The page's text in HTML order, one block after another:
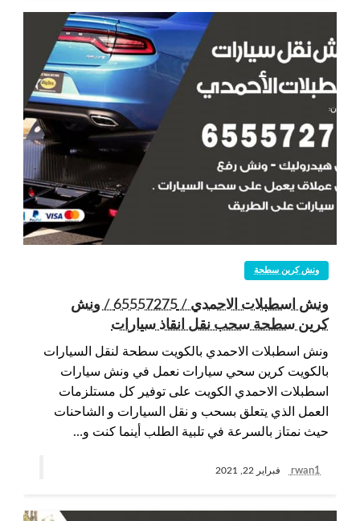
ونش كرين سطحة
ونش اسطبلات الاحمدي / 65557275 / ونش
كرين سطحة سحب نقل انقاذ سيارات
ونش اسطبلات الاحمدي بالكويت سطحة لنقل السيارات
بالكويت كرين سحي سيارات نعمل في ونش سيارات
اسطبلات الاحمدي الكويت على توفير كل مستلزمات
العمل الذي يتعلق بسحب و نقل السيارات و الشاحنات
حيث نمتاز بالسرعة في تلبية الطلب أينما كنت و…
rwan1 فبراير 22, 2021